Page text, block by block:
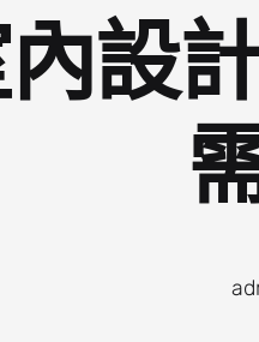
設